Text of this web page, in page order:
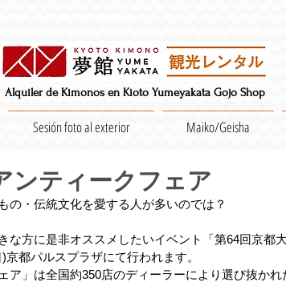
Alquiler de Kimonos en Kioto Yumeyakata Gojo Shop
Sesión foto al exterior Maiko/Geisha
ンティークフェア
の・伝統文化を愛する人が多いのでは？
な方に是非オススメしたいイベント「第64回京都
都パルスプラザにて行われます。
ア」は全国約350店のディーラーにより選び抜か